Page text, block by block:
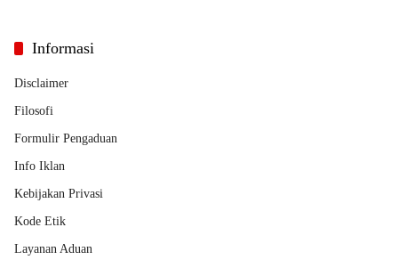
Informasi
Disclaimer
Filosofi
Formulir Pengaduan
Info Iklan
Kebijakan Privasi
Kode Etik
Layanan Aduan